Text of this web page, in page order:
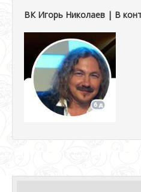
ВК Игорь Николаев | В